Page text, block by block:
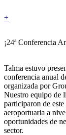
+
¡24ª Conferencia
Talma estuvo
conferencia anual
organizada por
Nuestro equipo de
participaron de
aeroportuaria a
oportunidades de
sector.